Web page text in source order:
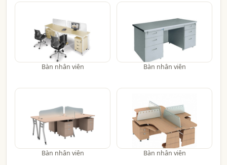
Bàn nhân viên Bàn nhân viên
Bàn nhân viên Bàn nhân viên